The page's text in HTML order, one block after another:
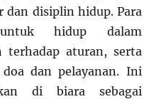
dan disiplin hidup. Para
hidup dalam
terhadap aturan, serta
dan pelayanan. Ini
di biara sebagai